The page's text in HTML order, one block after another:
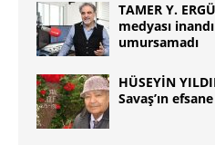
TAMER Y.
medyası
umursamadı
HÜSEYİN
Savaş’ın